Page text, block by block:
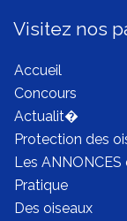
Visitez nos
Accueil
Concours
Actualit�
Protection des
Les ANNONCES
Pratique
Des oiseaux